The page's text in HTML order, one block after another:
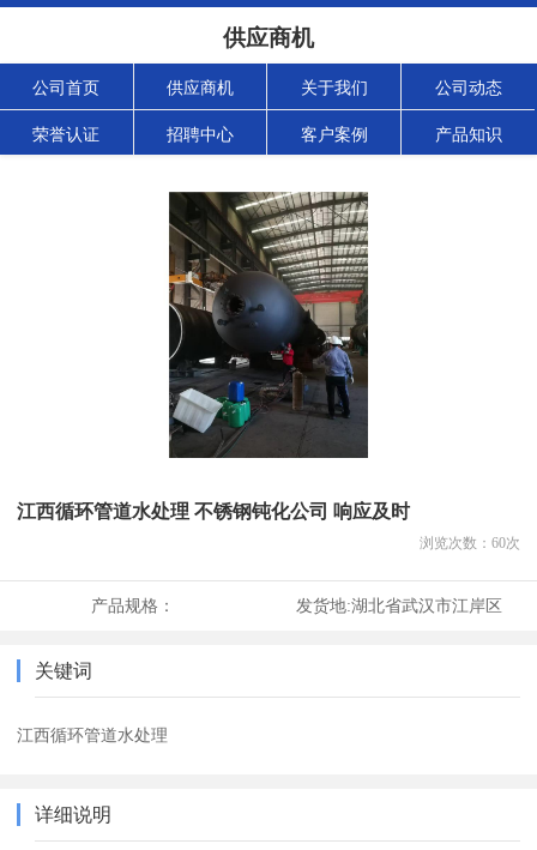
供应商机
公司首页 供应商机 关于我们 公司动态
荣誉认证 招聘中心 客户案例 产品知识
江西循环管道水处理 不锈钢钝化公司 响应及时
浏览次数： 60次
产品规格： 发货地:湖北省武汉市江岸区
关键词
江西循环管道水处理
详细说明